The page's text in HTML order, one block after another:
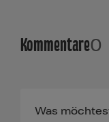
Kommentare0